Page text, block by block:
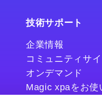
技術サポート
企業情報
コミュニティサ
オンデマンド
Magic xpaをお使